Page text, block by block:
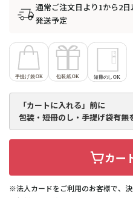
通常ご注文日より1から2
発送予定
「カートに入れる」前に
包装・短冊のし・手提げ袋有無
カー
※法人カードをご利用のお客様で、